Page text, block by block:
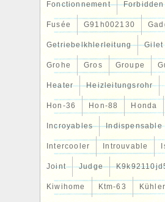
Fonctionnement Forbidden
Fusée G91h002130
Getriebelkhlerleitung Gilet
Grohe Gros Groupe
Heater Heizleitungsrohr
Hon-36 Hon-88 Honda
Incroyables Indispensable
Intercooler Introuvable
Joint Judge
Kiwihome Ktm-63 Kühler